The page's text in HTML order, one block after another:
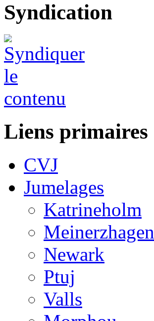
Syndication
Liens primaires
CVJ
Jumelages
Katrineholm
Meinerzhagen
Newark
Ptuj
Valls